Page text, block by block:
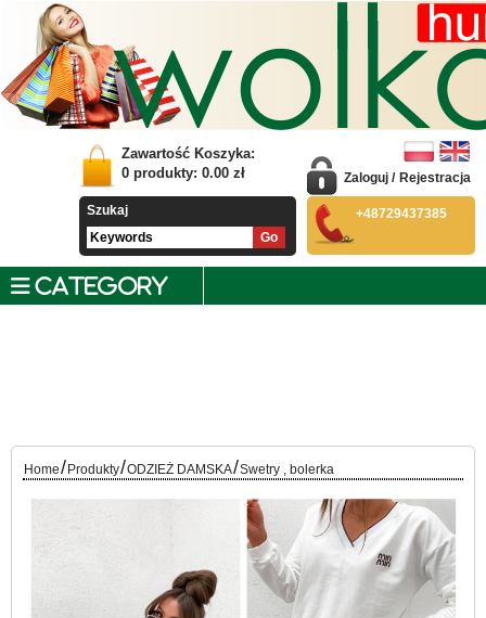
Zawartość Koszyka:
0 produkty: 0.00 zł
Szukaj
Zaloguj / Rejestracja
+48729437385
CATEGORY
Home/ Produkty/ODZIEŻ DAMSKA/Swetry , bolerka